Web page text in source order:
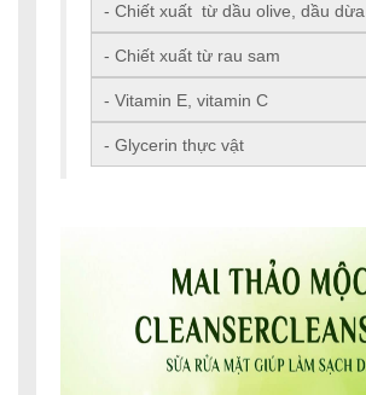
- Chiết xuất từ dầu olive, dầu dừa
- Chiết xuất từ rau sam
- Vitamin E, vitamin C
- Glycerin thực vật